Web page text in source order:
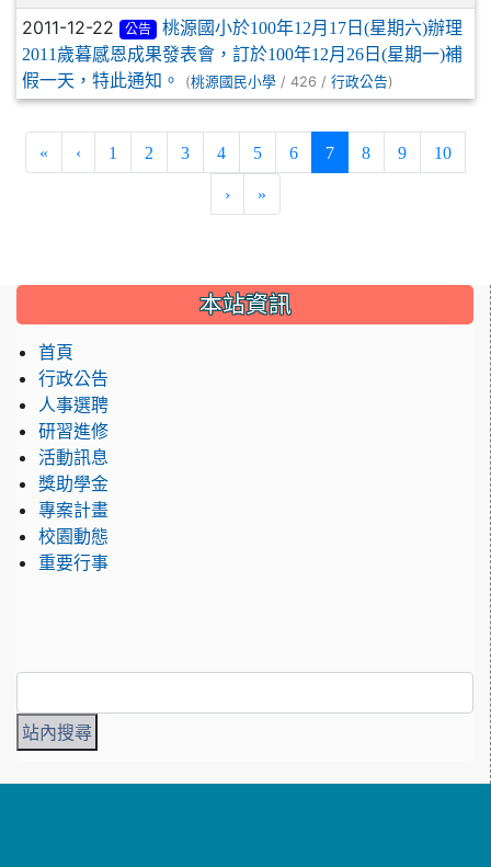
2011-12-22 公告
桃源國小於100年12月17日(星期六)辦理
2011歲暮感恩成果發表會，訂於100年12月26日(星期一)補
假一天，特此通知。
(桃源國民小學 / 426 / 行政公告)
« ‹ 1 2 3 4 5 6 7(current)
8 9 10
› »
::: 本站資訊
首頁
行政公告
人事選聘
研習進修
活動訊息
獎助學金
專案計畫
校園動態
重要行事